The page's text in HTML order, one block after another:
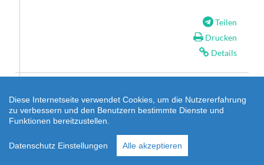
Teilen
Drucken
Details
Webinar: Einvernehmliche
Scheidung. Rechtsinfo für Frauen
Donnerstag, 12. November 2026 18:00
Diese Internetseite verwendet Cookies, um die Nutzererfahrung
zu verbessern und den Benutzern bestimmte Dienste und
Funktionen bereitzustellen.
Datenschutz Einstellungen Alle akzeptieren